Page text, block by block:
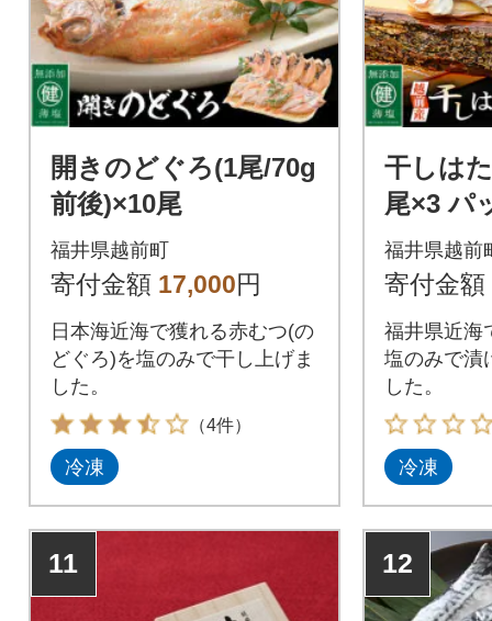
開きのどぐろ(1尾/70g
前後)×10尾
福井県越前町
寄付金額 17,000円
日本海近海で獲れる赤むつ(の
どぐろ)を塩のみで干し上げま
した。
（4件）
冷凍
干しは
尾×3 パ
福井県越前
寄付金額
福井県近海
塩のみで漬
した。
冷凍
11 12